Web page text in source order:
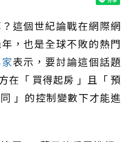
這個世紀論戰在網際網
，也是全球不敗的熱門
表示，要討論這個話題
在「 買得起房 」且「 預
」的控制變數下才能進